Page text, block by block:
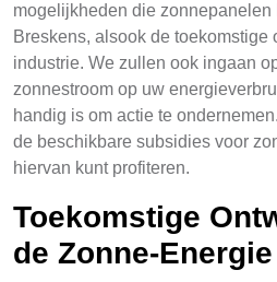
mogelijkheden die
Breskens, alsook de
industrie. We zullen ook ingaan
zonnestroom op uw
handig is om actie te
de beschikbare subsidies voor
hiervan kunt profiteren.
Toekomstige
de Zonne-